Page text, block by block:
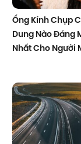
Ống Kính Chụp
Dung Nào Đáng
Nhất Cho Người